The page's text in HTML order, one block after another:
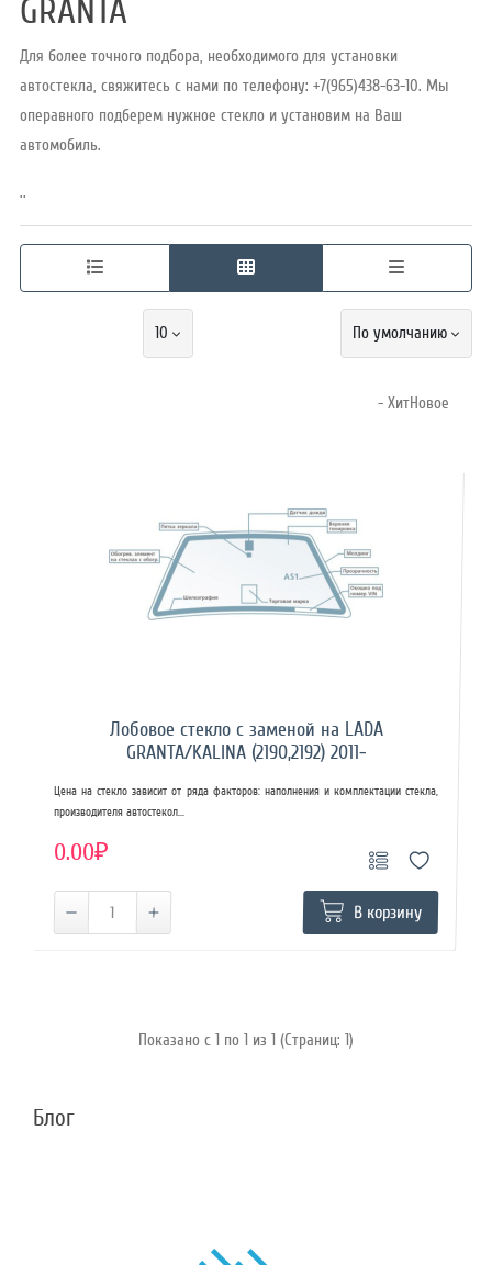
Режим
GRANTA
Для более точного подбора, необходимого для установки
автостекла, свяжитесь с нами по телефону: +7(965)438-63-10. Мы
операвного подберем нужное стекло и установим на Ваш
автомобиль.
..
10 По умолчанию
- ХитНовое
Лобовое стекло с заменой на LADA
GRANTA/KALINA (2190,2192) 2011-
Цена на стекло зависит от ряда факторов: наполнения и комплектации стекла,
производителя автостекол...
0.00₽
В корзину
Показано с 1 по 1 из 1 (Страниц: 1)
Блог